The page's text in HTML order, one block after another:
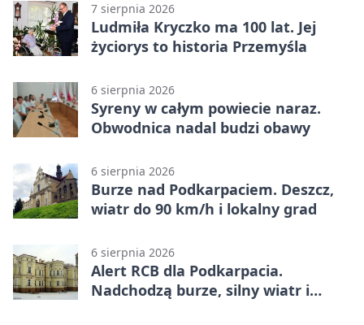
7 sierpnia 2026
Ludmiła Kryczko ma 100 lat. Jej
życiorys to historia Przemyśla
6 sierpnia 2026
Syreny w całym powiecie naraz.
Obwodnica nadal budzi obawy
6 sierpnia 2026
Burze nad Podkarpaciem. Deszcz,
wiatr do 90 km/h i lokalny grad
6 sierpnia 2026
Alert RCB dla Podkarpacia.
Nadchodzą burze, silny wiatr i